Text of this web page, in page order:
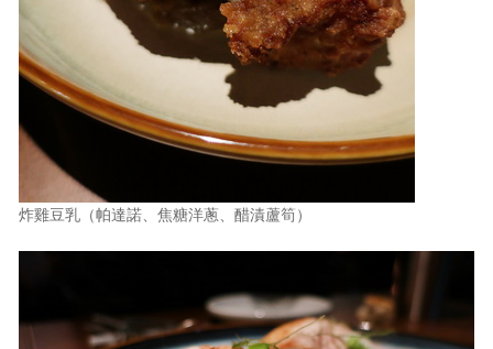
炸雞豆乳（帕達諾、焦糖洋蔥、醋漬蘆筍）